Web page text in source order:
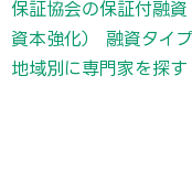
保証協会の保証付融資
資本強化）
融資タイ
地域別に専門家を探す